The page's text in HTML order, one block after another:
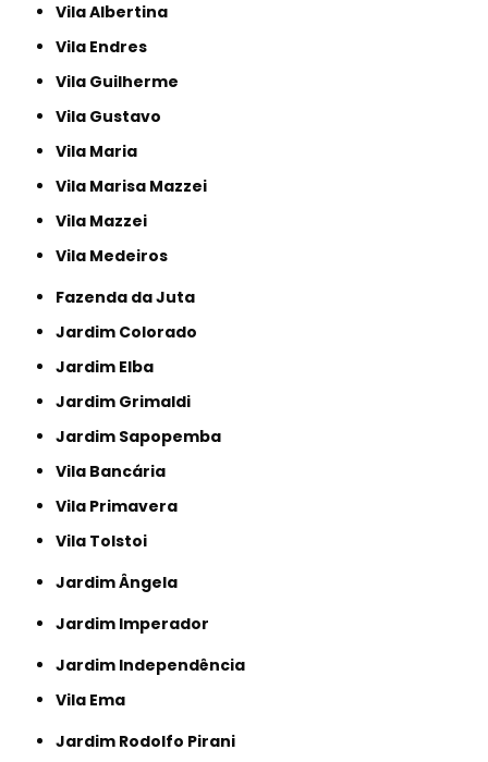
Vila Albertina
Vila Endres
Vila Guilherme
Vila Gustavo
Vila Maria
Vila Marisa Mazzei
Vila Mazzei
Vila Medeiros
Fazenda da Juta
Jardim Colorado
Jardim Elba
Jardim Grimaldi
Jardim Sapopemba
Vila Bancária
Vila Primavera
Vila Tolstoi
Jardim Ângela
Jardim Imperador
Jardim Independência
Vila Ema
Jardim Rodolfo Pirani